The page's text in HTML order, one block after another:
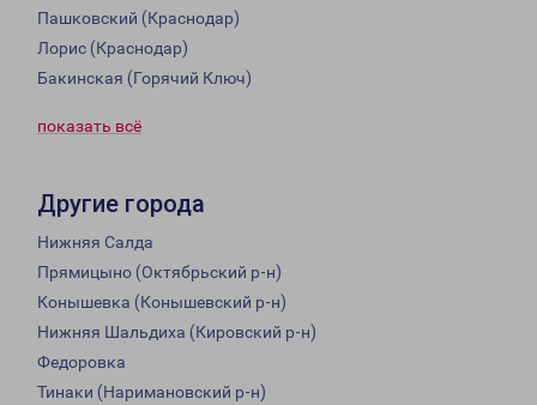
Пашковский (Краснодар)
Лорис (Краснодар)
Бакинская (Горячий Ключ)
показать всё
Другие города
Нижняя Салда
Прямицыно (Октябрьский р-н)
Конышевка (Конышевский р-н)
Нижняя Шальдиха (Кировский р-н)
Федоровка
Тинаки (Наримановский р-н)